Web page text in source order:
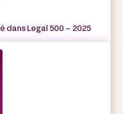
dans Legal 500 – 2025